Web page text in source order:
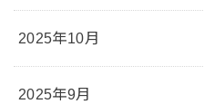
2025年10月
2025年9月